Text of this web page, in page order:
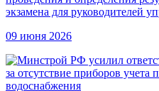
экзамена для руководителей
09 июня 2026